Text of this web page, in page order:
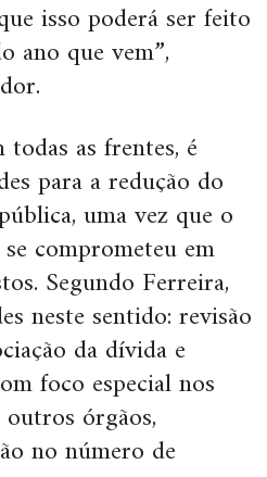
isso poderá ser feito
ano que vem”,
as frentes, é
para a redução do
uma vez que o
comprometeu em
Segundo Ferreira,
neste sentido: revisão
da dívida e
foco especial nos
órgãos,
no número de